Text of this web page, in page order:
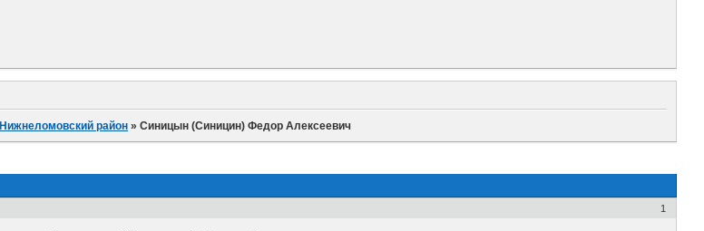
Нижнеломовский район »Синицын (Синицин) Федор Алексеевич
1